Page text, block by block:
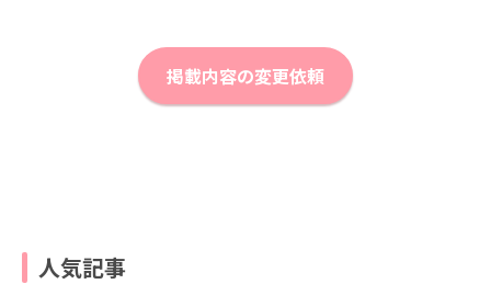
掲載内容の変更依頼
人気記事